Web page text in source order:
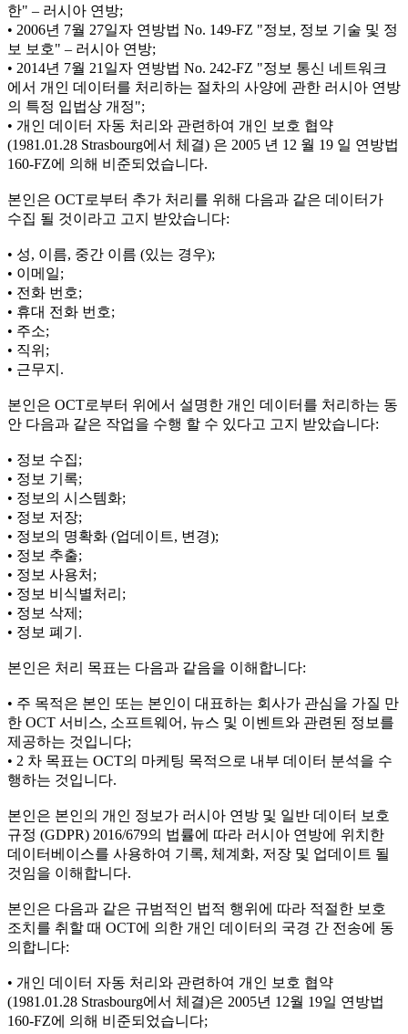
한" – 러시아 연방;
• 2006년 7월 27일자 연방법 No. 149-FZ "정보, 정보 기술 및 정
보 보호" – 러시아 연방;
• 2014년 7월 21일자 연방법 No. 242-FZ "정보 통신 네트워크
에서 개인 데이터를 처리하는 절차의 사양에 관한 러시아 연방
의 특정 입법상 개정";
• 개인 데이터 자동 처리와 관련하여 개인 보호 협약
(1981.01.28 Strasbourg에서 체결) 은 2005 년 12 월 19 일 연방법
160-FZ에 의해 비준되었습니다.
본인은 OCT로부터 추가 처리를 위해 다음과 같은 데이터가
수집 될 것이라고 고지 받았습니다:
• 성, 이름, 중간 이름 (있는 경우);
• 이메일;
• 전화 번호;
• 휴대 전화 번호;
• 주소;
• 직위;
• 근무지.
본인은 OCT로부터 위에서 설명한 개인 데이터를 처리하는 동
안 다음과 같은 작업을 수행 할 수 있다고 고지 받았습니다:
• 정보 수집;
• 정보 기록;
• 정보의 시스템화;
• 정보 저장;
• 정보의 명확화 (업데이트, 변경);
• 정보 추출;
• 정보 사용처;
• 정보 비식별처리;
• 정보 삭제;
• 정보 폐기.
본인은 처리 목표는 다음과 같음을 이해합니다:
• 주 목적은 본인 또는 본인이 대표하는 회사가 관심을 가질 만
한 OCT 서비스, 소프트웨어, 뉴스 및 이벤트와 관련된 정보를
제공하는 것입니다;
• 2 차 목표는 OCT의 마케팅 목적으로 내부 데이터 분석을 수
행하는 것입니다.
본인은 본인의 개인 정보가 러시아 연방 및 일반 데이터 보호
규정 (GDPR) 2016/679의 법률에 따라 러시아 연방에 위치한
데이터베이스를 사용하여 기록, 체계화, 저장 및 업데이트 될
것임을 이해합니다.
본인은 다음과 같은 규범적인 법적 행위에 따라 적절한 보호
조치를 취할 때 OCT에 의한 개인 데이터의 국경 간 전송에 동
의합니다:
• 개인 데이터 자동 처리와 관련하여 개인 보호 협약
(1981.01.28 Strasbourg에서 체결)은 2005년 12월 19일 연방법
160-FZ에 의해 비준되었습니다;